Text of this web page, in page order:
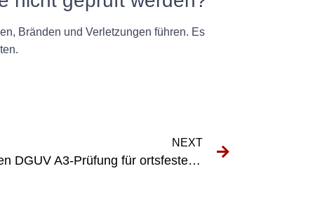
Bränden und Verletzungen führen. Es
NEXT
Die Vorteile der regelmäßigen DGUV A3-Prüfung für ortsfeste Anlagen